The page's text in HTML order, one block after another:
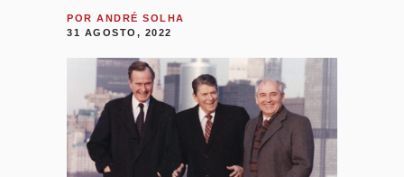
POR ANDRÉ SOLHA
31 AGOSTO, 2022